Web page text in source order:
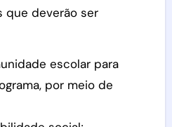
que deverão ser
escolar para
por meio de